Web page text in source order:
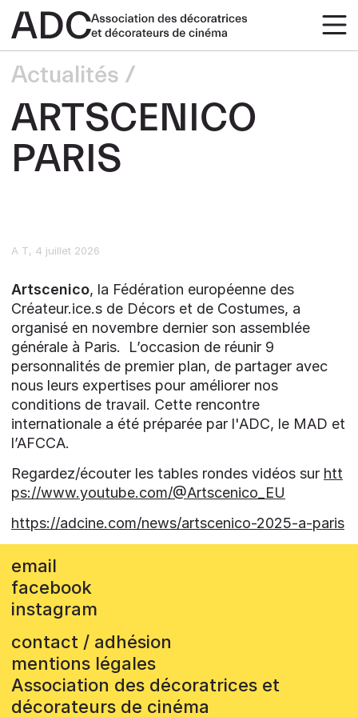
Actualités
ARTSCENICO
PARIS
A T 4 juillet 2026
Artscenico, la Fédération européenne des
Créateur.ice.s de Décors et de Costumes, a
organisé en novembre dernier son assemblée
générale à Paris. L’occasion de réunir 9
personnalités de premier plan, de partager avec
nous leurs expertises pour améliorer nos
conditions de travail. Cette rencontre
internationale a été préparée par l'ADC, le MAD et
l’AFCCA.
Regardez/écouter les tables rondes vidéos sur htt
ps://www.youtube.com/@Artscenico_EU
https://adcine.com/news/artscenico-2025-a-paris
email
facebook
instagram
contact / adhésion
mentions légales
Association des décoratrices et
décorateurs de cinéma